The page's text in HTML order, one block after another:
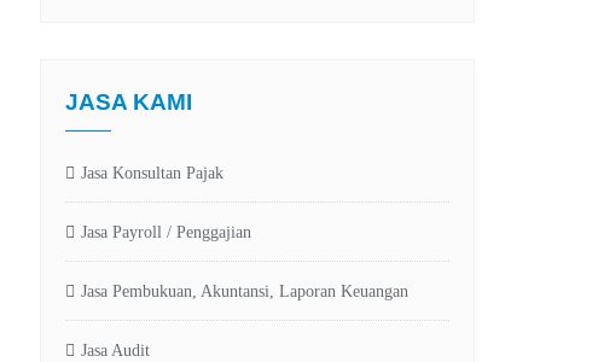
JASA KAMI
Jasa Konsultan Pajak
Jasa Payroll / Penggajian
Jasa Pembukuan, Akuntansi, Laporan Keuangan
Jasa Audit